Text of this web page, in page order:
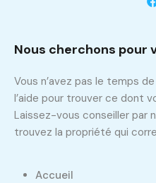
Nous cherchons pour
Vous n’avez pas le temps
l’aide pour trouver ce dont
Laissez-vous conseiller par
trouvez la propriété qui
Accueil